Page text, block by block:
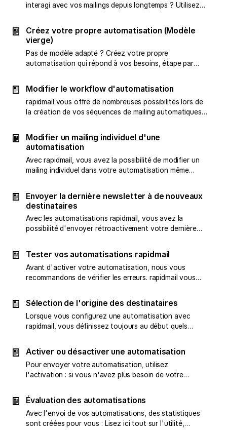
interagi avec vos mailings depuis longtemps ? Utilisez
Créez votre propre automatisation (Modèle
vierge)
Pas de modèle adapté ? Créez votre propre
automatisation qui répond à vos besoins, étape par
Modifier le workflow d'automatisation
rapidmail vous offre de nombreuses possibilités lors de
la création de vos séquences de mailing automatiques.
même après activation, nous l'expliquons ici.
Modifier un mailing individuel d'une
automatisation
Avec rapidmail, vous avez la possibilité de modifier un
mailing individuel dans votre automatisation même
Envoyer la dernière newsletter à de nouveaux
destinataires
Avec les automatisations rapidmail, vous avez la
possibilité d'envoyer rétroactivement votre dernière
Tester vos automatisations rapidmail
Avant d'activer votre automatisation, nous vous
recommandons de vérifier les erreurs. rapidmail vous
Sélection de l'origine des destinataires
Lorsque vous configurez une automatisation avec
rapidmail, vous définissez toujours au début quels
expliquons quelles origines de destinataires sont
disponibles.
Activer ou désactiver une automatisation
Pour envoyer votre automatisation, utilisez
l'activation : si vous n'avez plus besoin de votre
supprimer. Nous expliquons comment cela fonctionne.
Évaluation des automatisations
Avec l'envoi de vos automatisations, des statistiques
sont créées pour vous : Lisez ici tout sur l'utilité,